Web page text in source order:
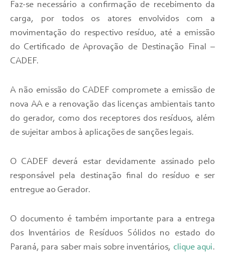
Faz-se necessário a confirmação de recebimento da
carga, por todos os atores envolvidos com a
movimentação do respectivo resíduo, até a emissão
do Certificado de Aprovação de Destinação Final –
CADEF.
A não emissão do CADEF compromete a emissão de
nova AA e a renovação das licenças ambientais tanto
do gerador, como dos receptores dos resíduos, além
de sujeitar ambos à aplicações de sanções legais.
O CADEF deverá estar devidamente assinado pelo
responsável pela destinação final do resíduo e ser
entregue ao Gerador.
O documento é também importante para a entrega
dos Inventários de Resíduos Sólidos no estado do
Paraná, para saber mais sobre inventários, clique aqui.